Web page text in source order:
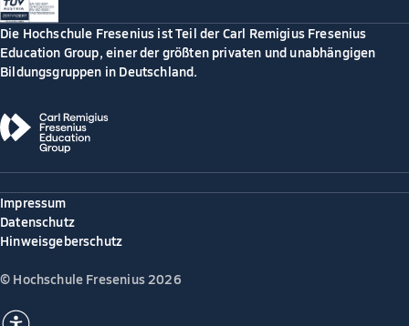
Die Hochschule Fresenius ist Teil der Carl Remigius Fresenius
Education Group, einer der größten privaten und unabhängigen
Bildungsgruppen in Deutschland.
Impressum
Datenschutz
Hinweisgeberschutz
© Hochschule Fresenius 2026